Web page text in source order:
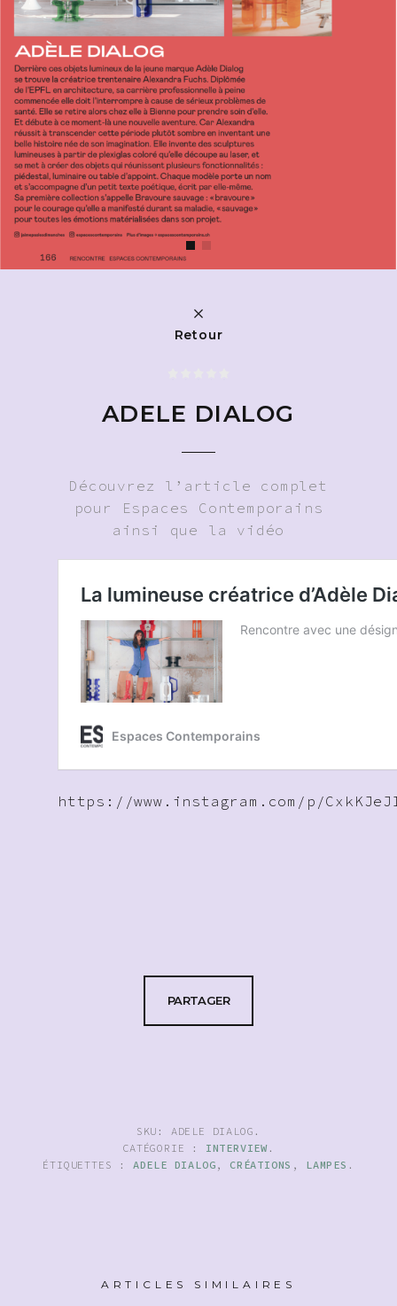
Retour
ADELE DIALOG
Découvrez l’article complet
pour Espaces Contemporains
ainsi que la vidéo
https://www.instagram.com/p/
PARTAGER
SKU: ADELE DIALOG .
CATÉGORIE : INTERVIEW .
ÉTIQUETTES : ADELE DIALOG , CRÉATIONS , LAMPES .
ARTICLES SIMILAIRES